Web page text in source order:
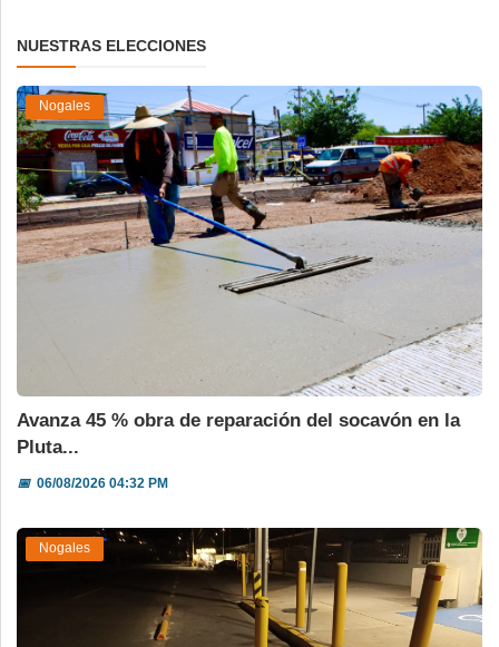
NUESTRAS ELECCIONES
Nogales
Avanza 45 % obra de reparación del socavón en la
Pluta...
📅06/08/2026 04:32 PM
Nogales